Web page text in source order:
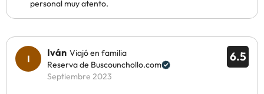
personal muy atento.
6.5
Iván Viajó en familia
Reserva de Buscounchollo.com
Septiembre 2023